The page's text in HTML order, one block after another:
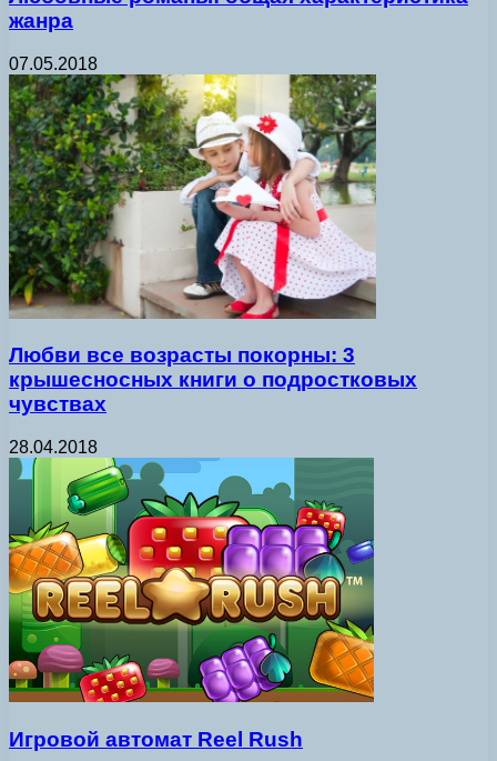
жанра
07.05.2018
Любви все возрасты покорны: 3
крышесносных книги о подростковых
чувствах
28.04.2018
Игровой автомат Reel Rush